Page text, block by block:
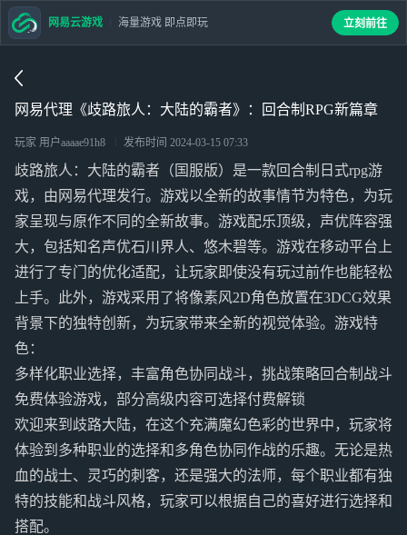
网易代理《歧路旅人：大陆的霸者》：回合制RPG新篇章
玩家 用户aaaae91h8 发布时间 2024-03-15 07:33
歧路旅人：大陆的霸者（国服版）是一款回合制日式rpg游
戏，由网易代理发行。游戏以全新的故事情节为特色，为玩
家呈现与原作不同的全新故事。游戏配乐顶级，声优阵容强
大，包括知名声优石川界人、悠木碧等。游戏在移动平台上
进行了专门的优化适配，让玩家即使没有玩过前作也能轻松
上手。此外，游戏采用了将像素风2D角色放置在3DCG效果
背景下的独特创新，为玩家带来全新的视觉体验。游戏特
色：
多样化职业选择，丰富角色协同战斗，挑战策略回合制战斗
免费体验游戏，部分高级内容可选择付费解锁
欢迎来到歧路大陆，在这个充满魔幻色彩的世界中，玩家将
体验到多种职业的选择和多角色协同作战的乐趣。无论是热
血的战士、灵巧的刺客，还是强大的法师，每个职业都有独
特的技能和战斗风格，玩家可以根据自己的喜好进行选择和
搭配。
网易云游戏 海量游戏 即点即玩 立刻前往